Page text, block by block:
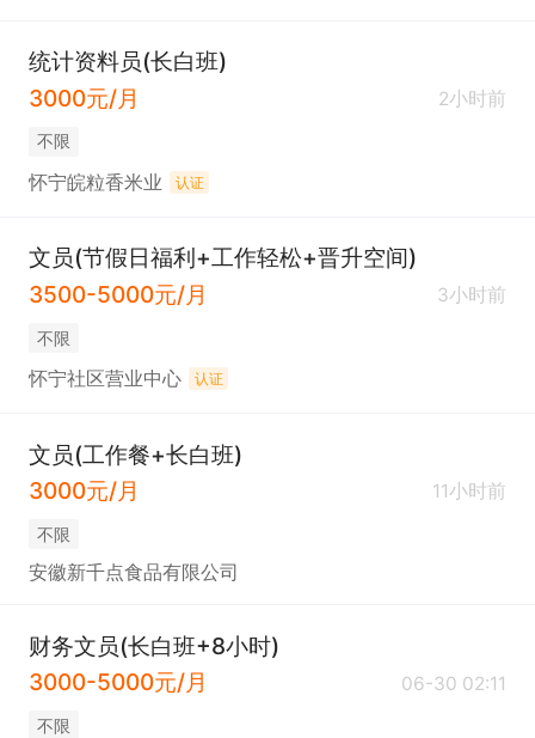
统计资料员(长白班)
3000元/月
2小时前
不限
怀宁皖粒香米业 认证
文员(节假日福利+工作轻松+晋升空间)
3500-5000元/月
3小时前
不限
怀宁社区营业中心 认证
文员(工作餐+长白班)
3000元/月
11小时前
不限
安徽新千点食品有限公司
财务文员(长白班+8小时)
3000-5000元/月
06-30 02:11
不限